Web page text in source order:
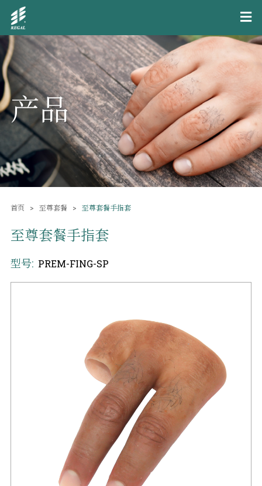
产品
首页 至尊套餐 至尊套餐手指套
至尊套餐手指套
型号: PREM-FING-SP